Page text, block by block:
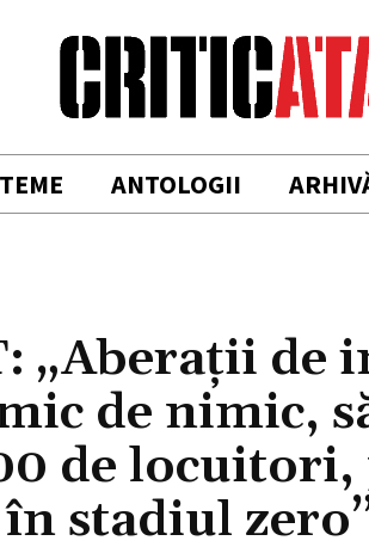
TEME ANTOLOGII
de
de nimic,
de
stadiul